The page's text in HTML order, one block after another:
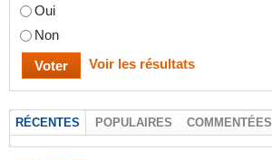
Oui
Non
Voir les résultats
RÉCENTES POPULAIRES COMMENTÉES